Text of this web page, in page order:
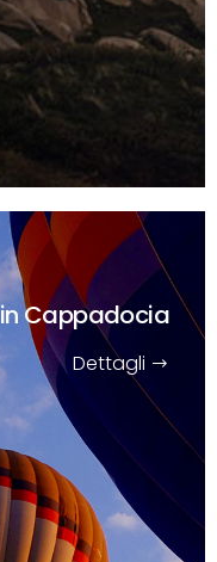
Cappadocia
Dettagli